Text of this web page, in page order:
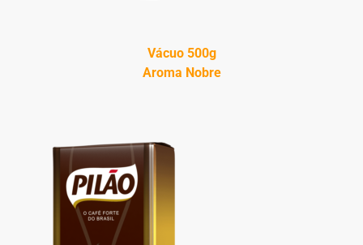
Vácuo 500g
Aroma Nobre